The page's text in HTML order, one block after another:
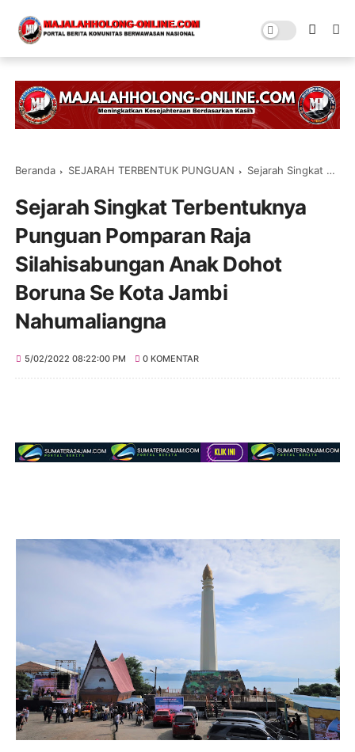
Beranda SEJARAH TERBENTUK PUNGUAN Sejarah Singkat Terbentuknya Punguan Pomparan Raja Silahisabungan Anak Dohot Boruna Se Kota Jambi Nahumaliangna
Sejarah Singkat Terbentuknya
Punguan Pomparan Raja
Silahisabungan Anak Dohot
Boruna Se Kota Jambi
Nahumaliangna
5/02/2022 08:22:00 PM 0 KOMENTAR